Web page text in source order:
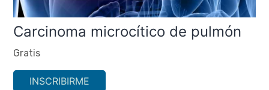
Carcinoma microcítico de pulmón
Gratis
INSCRIBIRME